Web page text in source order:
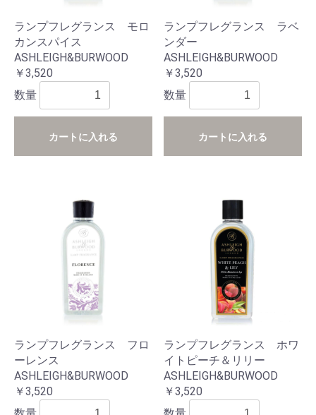
ランプフレグランス モロ
カンスパイス
ASHLEIGH&BURWOOD
￥3,520
数量
カートに入れる
ランプフレグランス ラベ
ンダー
ASHLEIGH&BURWOOD
￥3,520
数量
カートに入れる
ランプフレグランス フロ
ーレンス
ASHLEIGH&BURWOOD
￥3,520
ランプフレグランス ホワ
イトピーチ＆リリー
ASHLEIGH&BURWOOD
￥3,520